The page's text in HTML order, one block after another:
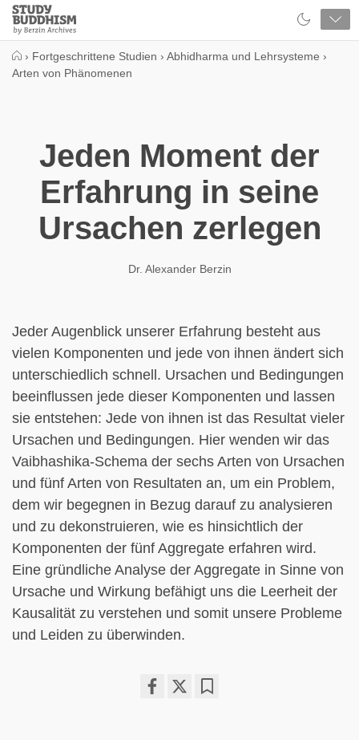
Close
Study
Buddhism
› Fortgeschrittene Studien › Abhidharma und Lehrsysteme ›
Arten von Phänomenen
Jeden Moment der
Erfahrung in seine
Ursachen zerlegen
Dr. Alexander Berzin
Jeder Augenblick unserer Erfahrung besteht aus
vielen Komponenten und jede von ihnen ändert sich
unterschiedlich schnell. Ursachen und Bedingungen
beeinflussen jede dieser Komponenten und lassen
sie entstehen: Jede von ihnen ist das Resultat vieler
Ursachen und Bedingungen. Hier wenden wir das
Vaibhashika-Schema der sechs Arten von Ursachen
und fünf Arten von Resultaten an, um ein Problem,
dem wir begegnen in Bezug darauf zu analysieren
und zu dekonstruieren, wie es hinsichtlich der
Komponenten der fünf Aggregate erfahren wird.
Eine gründliche Analyse der Aggregate in Sinne von
Ursache und Wirkung befähigt uns die Leerheit der
Kausalität zu verstehen und somit unsere Probleme
und Leiden zu überwinden.